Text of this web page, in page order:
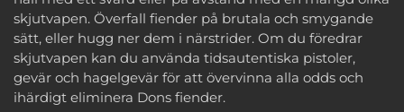
skjutvapen. Överfall fiender på brutala och smygande
sätt, eller hugg ner dem i närstrider. Om du föredrar
skjutvapen kan du använda tidsautentiska pistoler,
gevär och hagelgevär för att övervinna alla odds och
ihärdigt eliminera Dons fiender.